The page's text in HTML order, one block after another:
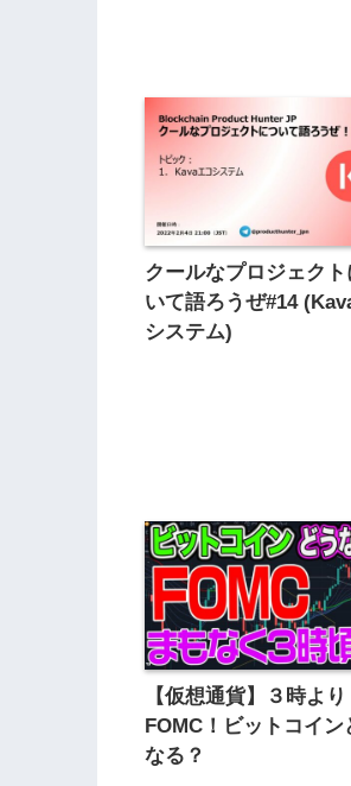
クールなプロジェクト
いて語ろうぜ#14
システム)
【仮想通貨】３時より
FOMC！ビットコイン
なる？